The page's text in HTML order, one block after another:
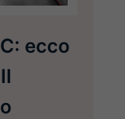
ecco